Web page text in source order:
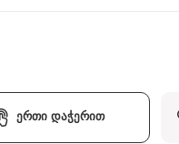
ერთი დაჭერით